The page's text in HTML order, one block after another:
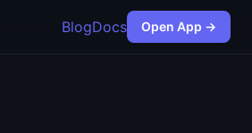
BlogDocs Open App →